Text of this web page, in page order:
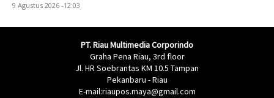
9 Agustus 2026 -12:03
PT. Riau Multimedia Corporindo
Graha Pena Riau, 3rd floor
Jl. HR Soebrantas KM 10.5 Tampan
Pekanbaru - Riau
E-mail:riaupos.maya@gmail.com